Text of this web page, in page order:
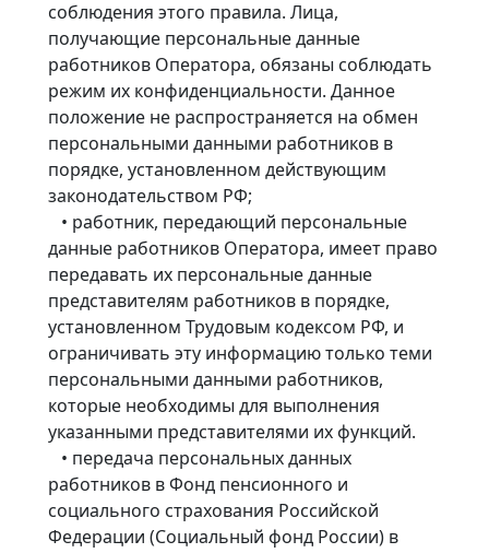
соблюдения этого правила. Лица,
получающие персональные данные
работников Оператора, обязаны соблюдать
режим их конфиденциальности. Данное
положение не распространяется на обмен
персональными данными работников в
порядке, установленном действующим
законодательством РФ;
• работник, передающий персональные
данные работников Оператора, имеет право
передавать их персональные данные
представителям работников в порядке,
установленном Трудовым кодексом РФ, и
ограничивать эту информацию только теми
персональными данными работников,
которые необходимы для выполнения
указанными представителями их функций.
• передача персональных данных
работников в Фонд пенсионного и
социального страхования Российской
Федерации (Социальный фонд России) в